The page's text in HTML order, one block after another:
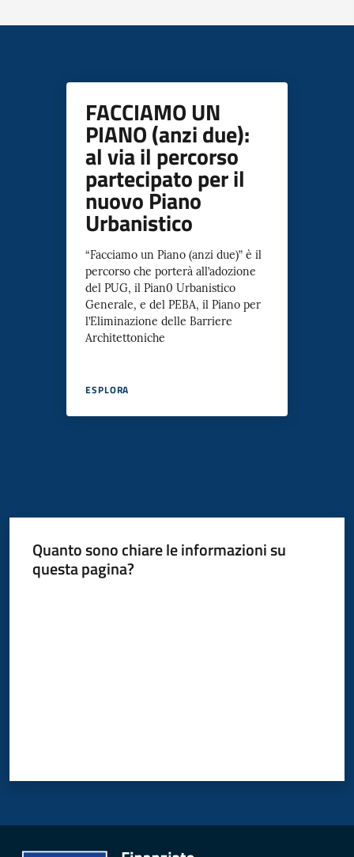
FACCIAMO UN
PIANO (anzi due):
al via il percorso
partecipato per il
nuovo Piano
Urbanistico
“Facciamo un Piano (anzi due)” è il
percorso che porterà all’adozione
del PUG, il Pian0 Urbanistico
Generale, e del PEBA, il Piano per
l’Eliminazione delle Barriere
Architettoniche
ESPLORA
Quanto sono chiare le informazioni su
questa pagina?